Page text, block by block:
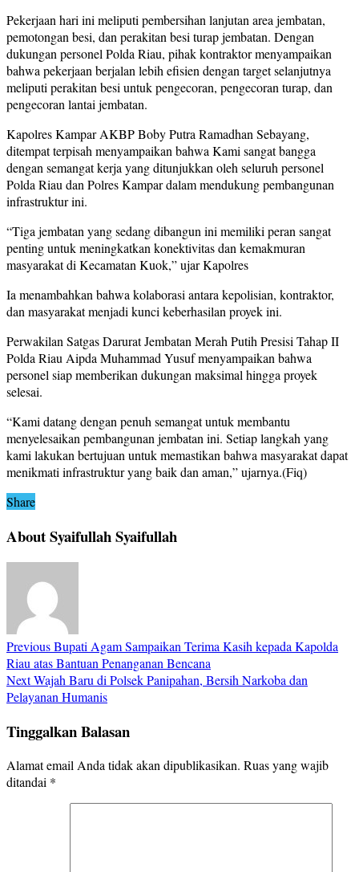
Pekerjaan hari ini meliputi pembersihan lanjutan area jembatan,
pemotongan besi, dan perakitan besi turap jembatan. Dengan
dukungan personel Polda Riau, pihak kontraktor menyampaikan
bahwa pekerjaan berjalan lebih efisien dengan target selanjutnya
meliputi perakitan besi untuk pengecoran, pengecoran turap, dan
pengecoran lantai jembatan.
Kapolres Kampar AKBP Boby Putra Ramadhan Sebayang,
ditempat terpisah menyampaikan bahwa Kami sangat bangga
dengan semangat kerja yang ditunjukkan oleh seluruh personel
Polda Riau dan Polres Kampar dalam mendukung pembangunan
infrastruktur ini.
“Tiga jembatan yang sedang dibangun ini memiliki peran sangat
penting untuk meningkatkan konektivitas dan kemakmuran
masyarakat di Kecamatan Kuok,” ujar Kapolres
Ia menambahkan bahwa kolaborasi antara kepolisian, kontraktor,
dan masyarakat menjadi kunci keberhasilan proyek ini.
Perwakilan Satgas Darurat Jembatan Merah Putih Presisi Tahap II
Polda Riau Aipda Muhammad Yusuf menyampaikan bahwa
personel siap memberikan dukungan maksimal hingga proyek
selesai.
“Kami datang dengan penuh semangat untuk membantu
menyelesaikan pembangunan jembatan ini. Setiap langkah yang
kami lakukan bertujuan untuk memastikan bahwa masyarakat dapat
menikmati infrastruktur yang baik dan aman,” ujarnya.(Fiq)
Share
About Syaifullah Syaifullah
PreviousBupati Agam Sampaikan Terima Kasih kepada Kapolda
Riau atas Bantuan Penanganan Bencana
NextWajah Baru di Polsek Panipahan, Bersih Narkoba dan
Pelayanan Humanis
Tinggalkan Balasan
Alamat email Anda tidak akan dipublikasikan. Ruas yang wajib
ditandai *